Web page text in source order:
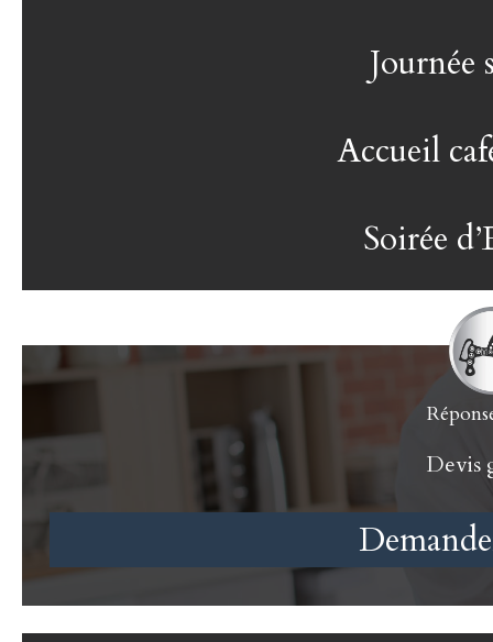
Journée
Accueil
Soirée
Devis